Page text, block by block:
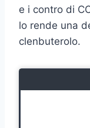
e i contro di
lo rende una
clenbuterolo.